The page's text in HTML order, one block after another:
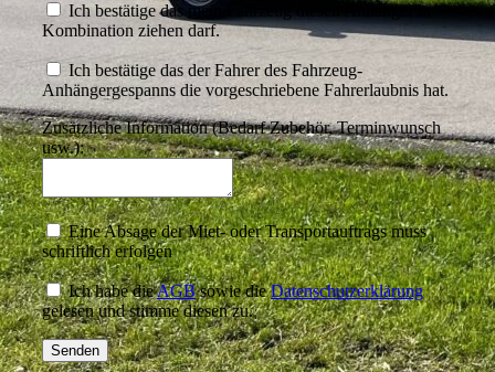
Ich bestätige das mein Fahrzeug diesen Anhänger in
Kombination ziehen darf.
Ich bestätige das der Fahrer des Fahrzeug-
Anhängergespanns die vorgeschriebene Fahrerlaubnis hat.
Zusätzliche Information (Bedarf Zubehör, Terminwunsch
usw.):
Eine Absage der Miet- oder Transportauftrags muss
schriftlich erfolgen
Ich habe dieAGBsowie dieDatenschutzerklärung
gelesen und stimme diesen zu.